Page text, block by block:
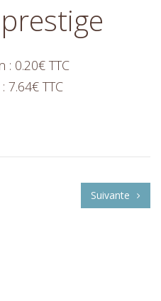
: 0.20€ TTC
7.64€ TTC
Suivante